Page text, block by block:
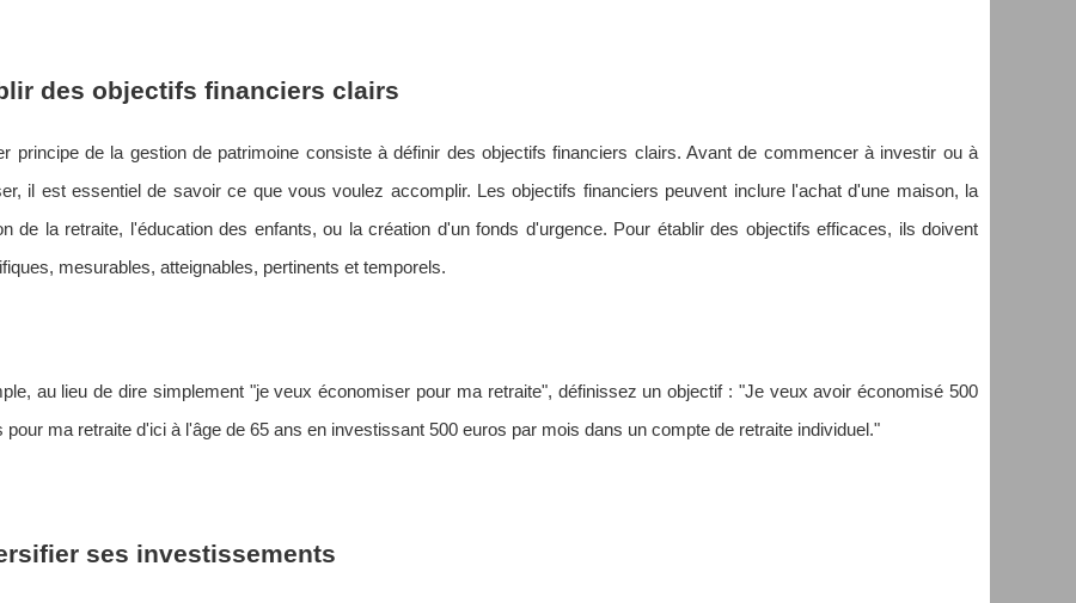
des objectifs financiers clairs
principe de la gestion de patrimoine consiste à définir des objectifs financiers clairs. Avant de commencer à investir ou à
il est essentiel de savoir ce que vous voulez accomplir. Les objectifs financiers peuvent inclure l'achat d'une maison, la
de la retraite, l'éducation des enfants, ou la création d'un fonds d'urgence. Pour établir des objectifs efficaces, ils doivent
mesurables, atteignables, pertinents et temporels.
au lieu de dire simplement "je veux économiser pour ma retraite", définissez un objectif : "Je veux avoir économisé 500
pour ma retraite d'ici à l'âge de 65 ans en investissant 500 euros par mois dans un compte de retraite individuel."
ses investissements